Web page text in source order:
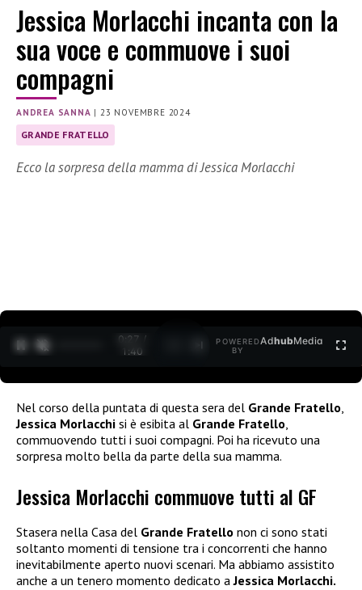
Jessica Morlacchi incanta con la
sua voce e commuove i suoi
compagni
ANDREA SANNA |23 NOVEMBRE 2024
GRANDE FRATELLO
Ecco la sorpresa della mamma di Jessica Morlacchi
0:28 /
1:40
POWERED
BY
AdhubMedia
Nel corso della puntata di questa sera del Grande Fratello
Jessica Morlacchi si è esibita al Grande Fratello
commuovendo tutti i suoi compagni. Poi ha ricevuto una
sorpresa molto bella da parte della sua mamma.
Jessica Morlacchi commuove tutti al GF
Stasera nella Casa del Grande Fratello non ci sono stati
soltanto momenti di tensione tra i concorrenti che hanno
inevitabilmente aperto nuovi scenari. Ma abbiamo assistito
anche a un tenero momento dedicato aJessica Morlacchi.